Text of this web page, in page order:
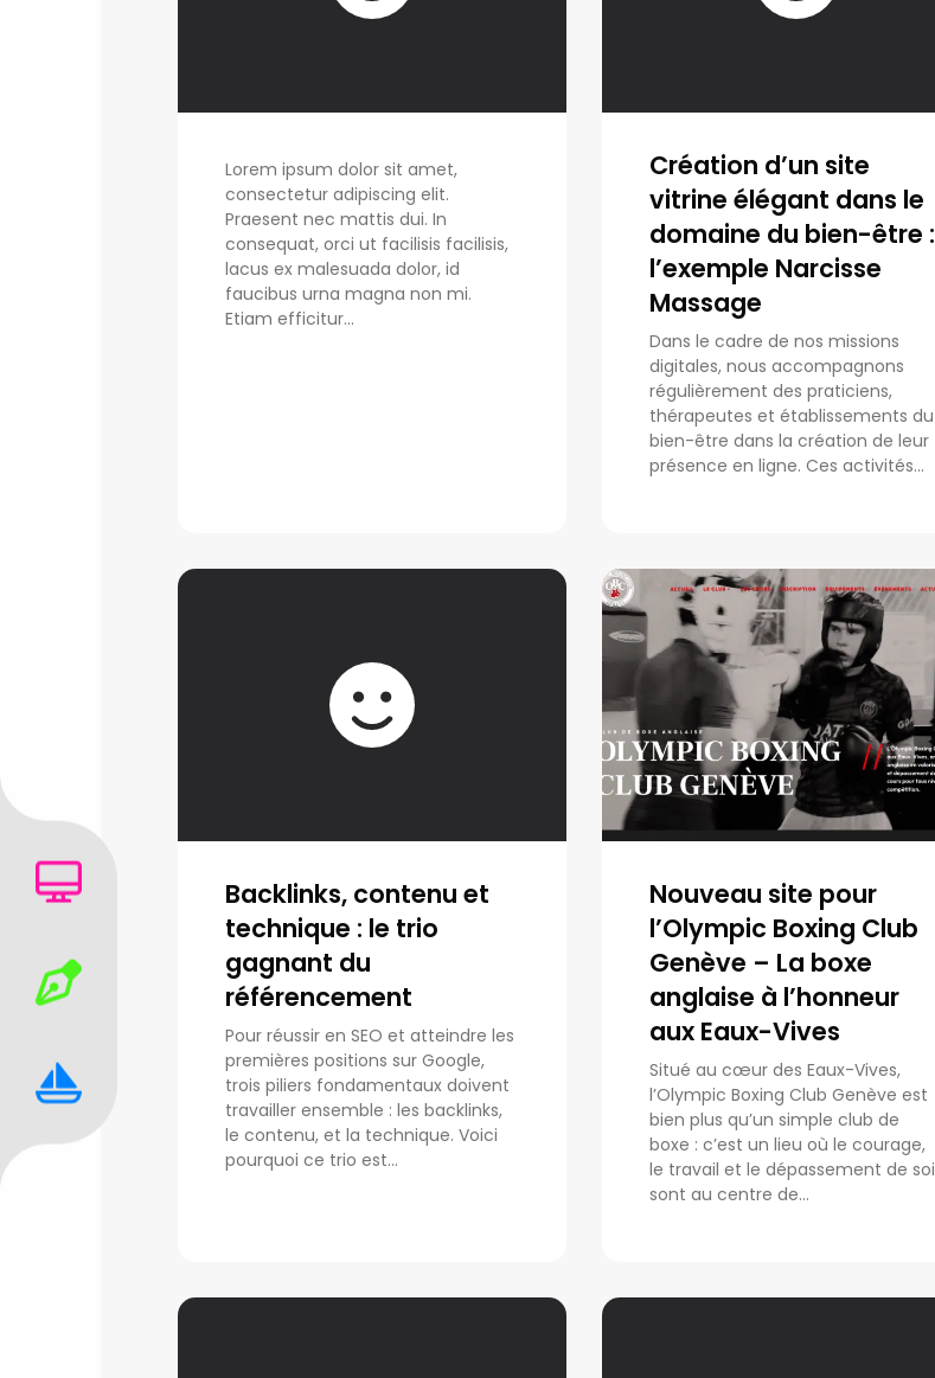
Lorem ipsum dolor sit amet,
consectetur adipiscing elit.
Praesent nec mattis dui. In
consequat, orci ut facilisis facilisis,
lacus ex malesuada dolor, id
faucibus urna magna non mi.
Etiam efficitur...
Création d’un site
vitrine élégant dans le
domaine du bien-être :
l’exemple Narcisse
Massage
Dans le cadre de nos missions
digitales, nous accompagnons
régulièrement des praticiens,
thérapeutes et établissements du
bien-être dans la création de leur
présence en ligne. Ces activités...
Backlinks, contenu et
technique : le trio
gagnant du
référencement
Pour réussir en SEO et atteindre les
premières positions sur Google,
trois piliers fondamentaux doivent
travailler ensemble : les backlinks,
le contenu, et la technique. Voici
pourquoi ce trio est...
Nouveau site pour
l’Olympic Boxing Club
Genève – La boxe
anglaise à l’honneur
aux Eaux-Vives
Situé au cœur des Eaux-Vives,
l’Olympic Boxing Club Genève est
bien plus qu’un simple club de
boxe : c’est un lieu où le courage,
le travail et le dépassement de soi
sont au centre de...